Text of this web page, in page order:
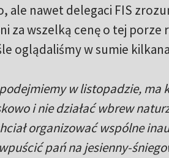
ale nawet delegaci FIS
za wszelką cenę o tej porze
oglądaliśmy w sumie
w listopadzie, ma
i nie działać wbrew
organizować wspólne
pań na jesienny-